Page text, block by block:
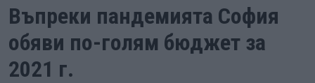
Въпреки пандемията София
обяви по-голям бюджет за
2021 г.